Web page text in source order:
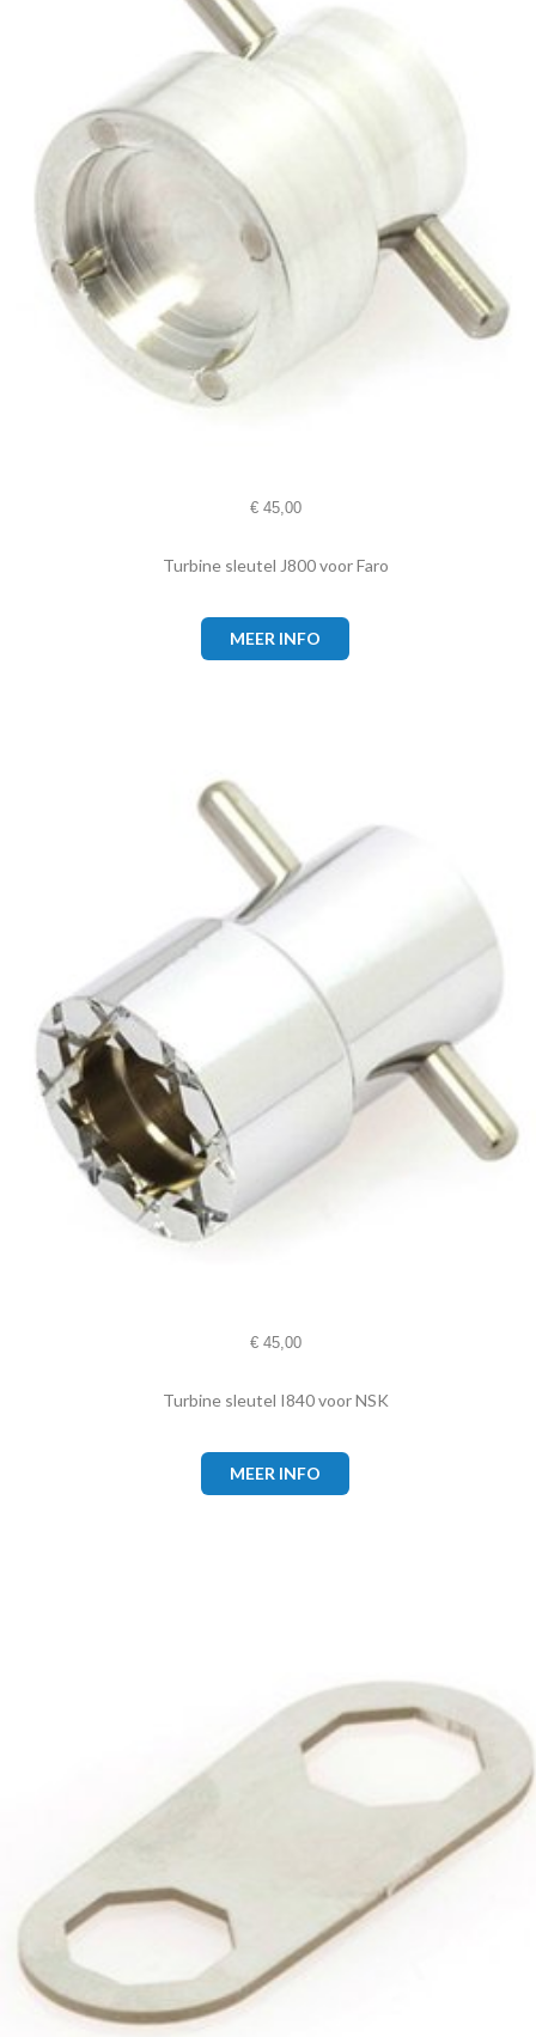
€45,00
Turbine sleutel J800 voor Faro
MEER INFO
€45,00
Turbine sleutel I840 voor NSK
MEER INFO